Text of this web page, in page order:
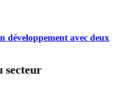
développement avec deux
secteur